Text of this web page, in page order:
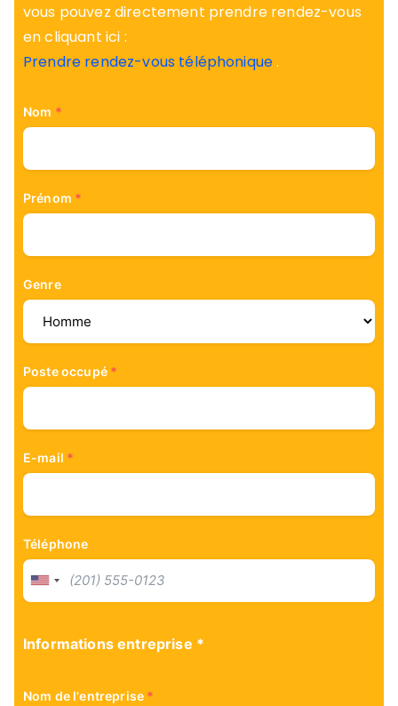
vous pouvez directement prendre rendez-vous
en cliquant ici :
Prendre rendez-vous téléphonique.
Nom *
Prénom *
Genre
Poste occupé *
E-mail *
Téléphone
Informations entreprise *
Nom de l'entreprise *